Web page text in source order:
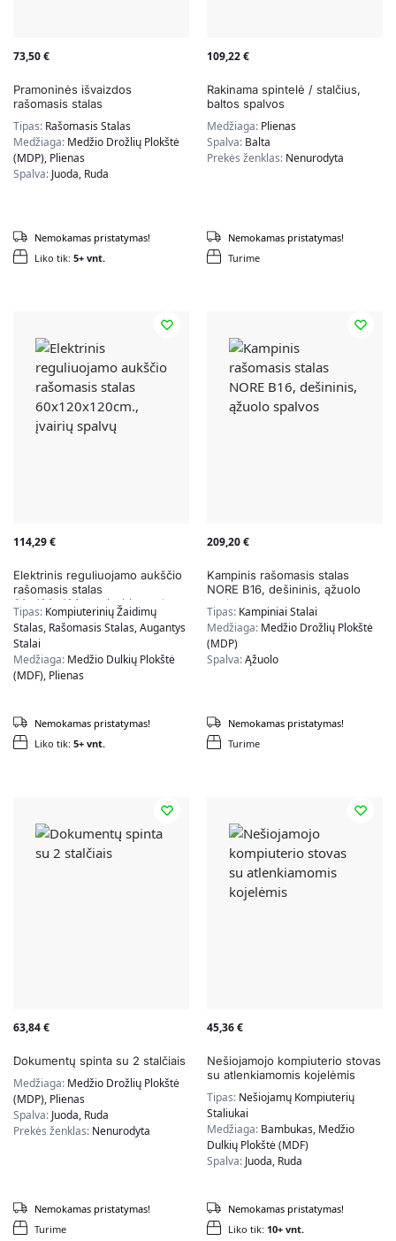
73,50€
Pramoninės išvaizdos
rašomasis stalas
Tipas: Rašomasis Stalas
Medžiaga: Medžio Drožlių Plokštė
(MDP), Plienas
Spalva: Juoda, Ruda
Liko tik: 5+ vnt.
Nemokamas pristatymas!
109,22€
Rakinama spintelė / stalčius,
baltos spalvos
Medžiaga: Plienas
Spalva: Balta
Prekės ženklas: Nenurodyta
Turime
Nemokamas pristatymas!
114,29€
Elektrinis reguliuojamo aukščio
rašomasis stalas
60x120x120cm., įvairių spalvų
Tipas: Kompiuterinių Žaidimų
Stalas, Rašomasis Stalas, Augantys
Stalai
Medžiaga: Medžio Dulkių Plokštė
(MDF), Plienas
Liko tik: 5+ vnt.
Nemokamas pristatymas!
209,20€
Kampinis rašomasis stalas
NORE B16, dešininis, ąžuolo
spalvos
Tipas: Kampiniai Stalai
Medžiaga: Medžio Drožlių Plokštė
(MDP)
Spalva:Ąžuolo
Turime
Nemokamas pristatymas!
63,84€
Dokumentų spinta su 2 stalčiais
Medžiaga: Medžio Drožlių Plokštė
(MDP), Plienas
Spalva: Juoda, Ruda
Prekės ženklas: Nenurodyta
Turime
Nemokamas pristatymas!
45,36€
Nešiojamojo kompiuterio stovas
su atlenkiamomis kojelėmis
Tipas: Nešiojamų Kompiuterių
Staliukai
Medžiaga: Bambukas, Medžio
Dulkių Plokštė (MDF)
Spalva: Juoda, Ruda
Liko tik: 10+ vnt.
Nemokamas pristatymas!